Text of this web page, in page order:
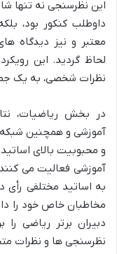
این نظرسنجی نه تنها
داوطلب کنکور بود،
معتبر و نیز دیدگاه
لحاظ گردید. این
نظرات شخصی، به یک
در بخش ریاضیات،
آموزشی و همچنین
و محبوبیت بالای
آموزشی فعالیت می
به اساتید مختلفی رأی
مخاطبان خاص خود را
دبیران برتر ریاضی
نظرسنجی ها و نظرات